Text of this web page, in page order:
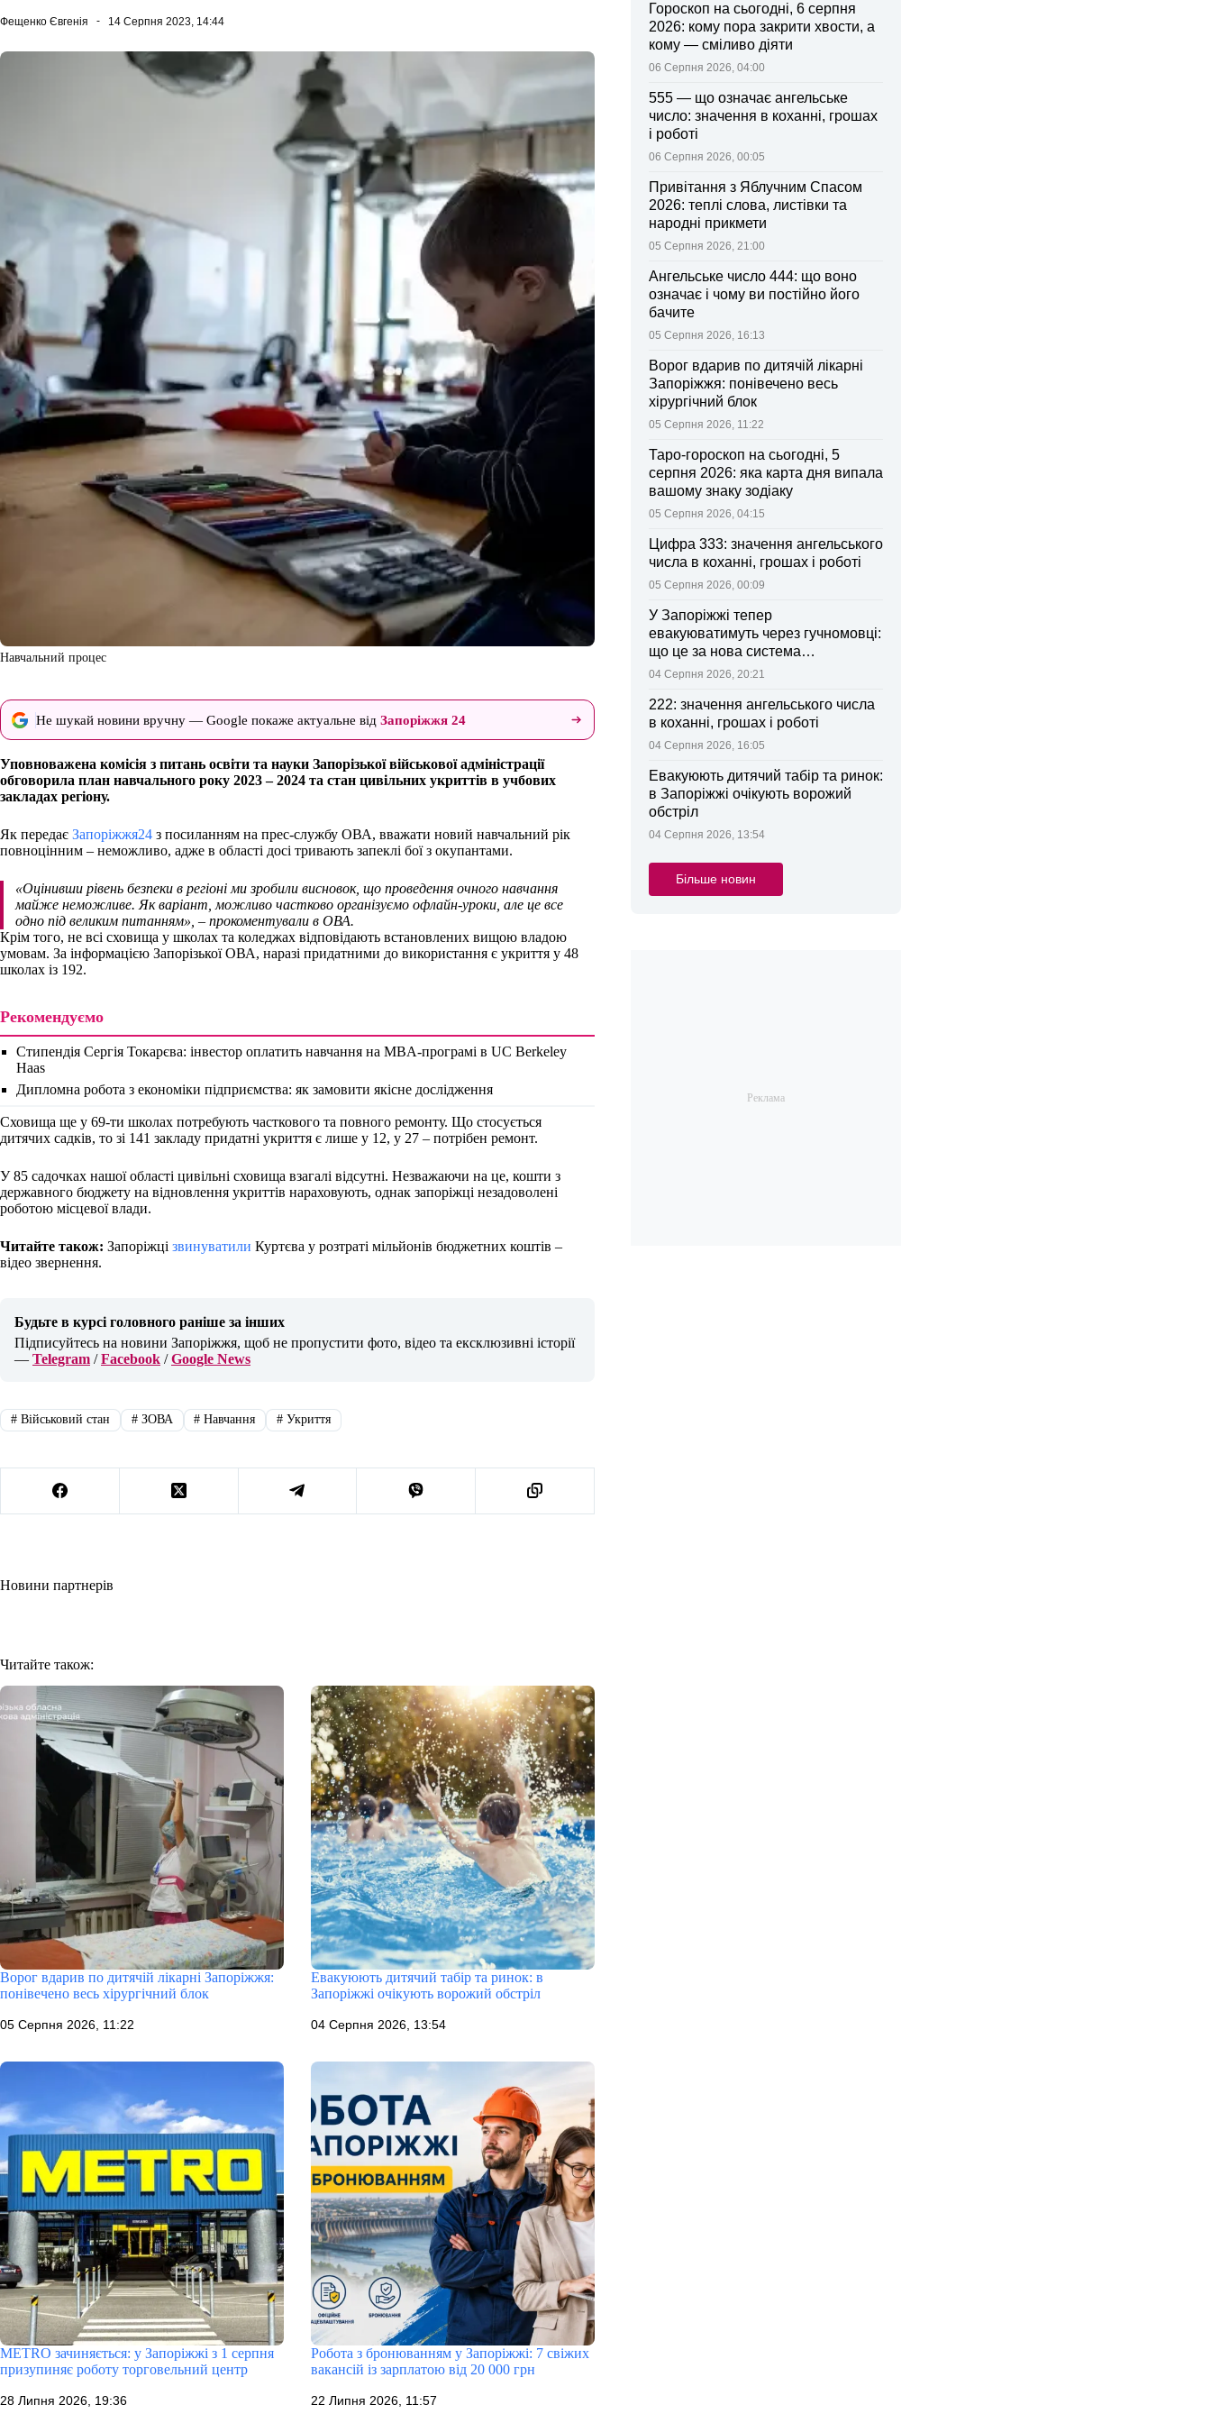
Фещенко Євгенія 14 Серпня 2023, 14:44
Навчальний процес
Не шукай новини вручну — Google покаже актуальне від Запоріжжя 24
Уповноважена комісія з питань освіти та науки Запорізької військової адміністрації
обговорила план навчального року 2023 – 2024 та стан цивільних укриттів в учбових
закладах регіону.
Як передає Запоріжжя24 з посиланням на прес-службу ОВА, вважати новий навчальний рік
повноцінним – неможливо, адже в області досі тривають запеклі бої з окупантами.
«Оцінивши рівень безпеки в регіоні ми зробили висновок, що проведення очного навчання
майже неможливе. Як варіант, можливо частково організуємо офлайн-уроки, але це все
одно під великим питанням», – прокоментували в ОВА.
Крім того, не всі сховища у школах та коледжах відповідають встановлених вищою владою
умовам. За інформацією Запорізької ОВА, наразі придатними до використання є укриття у 48
школах із 192.
Рекомендуємо
Стипендія Сергія Токарєва: інвестор оплатить навчання на MBA-програмі в UC Berkeley
Haas
Дипломна робота з економіки підприємства: як замовити якісне дослідження
Сховища ще у 69-ти школах потребують часткового та повного ремонту. Що стосується
дитячих садків, то зі 141 закладу придатні укриття є лише у 12, у 27 – потрібен ремонт.
У 85 садочках нашої області цивільні сховища взагалі відсутні. Незважаючи на це, кошти з
державного бюджету на відновлення укриттів нараховують, однак запоріжці незадоволені
роботою місцевої влади.
Читайте також: Запоріжці звинуватили Куртєва у розтраті мільйонів бюджетних коштів –
відео звернення.
Будьте в курсі головного раніше за інших
Підписуйтесь на новини Запоріжжя, щоб не пропустити фото, відео та ексклюзивні історії
— Telegram /Facebook /Google News
#Військовий стан #ЗОВА # Навчання # Укриття
Новини партнерів
Читайте також:
Ворог вдарив по дитячій лікарні Запоріжжя:
понівечено весь хірургічний блок
05 Серпня 2026, 11:22
Евакуюють дитячий табір та ринок: в
Запоріжжі очікують ворожий обстріл
04 Серпня 2026, 13:54
METRO зачиняється: у Запоріжжі з 1 серпня
призупиняє роботу торговельний центр
28 Липня 2026, 19:36
Робота з бронюванням у Запоріжжі: 7 свіжих
вакансій із зарплатою від 20 000 грн
22 Липня 2026, 11:57
Гороскоп на сьогодні, 6 серпня
2026: кому пора закрити хвости, а
кому — сміливо діяти
06 Серпня 2026, 04:00
555 — що означає ангельське
число: значення в коханні, грошах
і роботі
06 Серпня 2026, 00:05
Привітання з Яблучним Спасом
2026: теплі слова, листівки та
народні прикмети
05 Серпня 2026, 21:00
Ангельське число 444: що воно
означає і чому ви постійно його
бачите
05 Серпня 2026, 16:13
Ворог вдарив по дитячій лікарні
Запоріжжя: понівечено весь
хірургічний блок
05 Серпня 2026, 11:22
Таро-гороскоп на сьогодні, 5
серпня 2026: яка карта дня випала
вашому знаку зодіаку
05 Серпня 2026, 04:15
Цифра 333: значення ангельського
числа в коханні, грошах і роботі
05 Серпня 2026, 00:09
У Запоріжжі тепер
евакуюватимуть через гучномовці:
що це за нова система
оповіщення
04 Серпня 2026, 20:21
222: значення ангельського числа
в коханні, грошах і роботі
04 Серпня 2026, 16:05
Евакуюють дитячий табір та ринок:
в Запоріжжі очікують ворожий
обстріл
04 Серпня 2026, 13:54
Більше новин